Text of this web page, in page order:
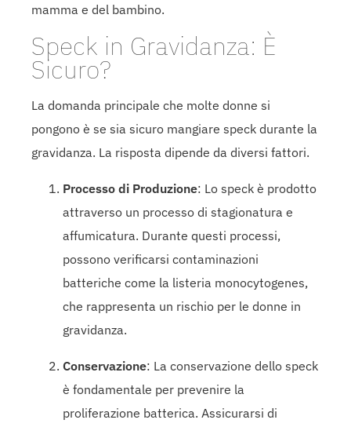
mamma e del bambino.
Speck in Gravidanza: È
Sicuro?
La domanda principale che molte donne si
pongono è se sia sicuro mangiare speck durante la
gravidanza. La risposta dipende da diversi fattori.
Processo di Produzione: Lo speck è prodotto
attraverso un processo di stagionatura e
affumicatura. Durante questi processi,
possono verificarsi contaminazioni
batteriche come la listeria monocytogenes,
che rappresenta un rischio per le donne in
gravidanza.
Conservazione: La conservazione dello speck
è fondamentale per prevenire la
proliferazione batterica. Assicurarsi di